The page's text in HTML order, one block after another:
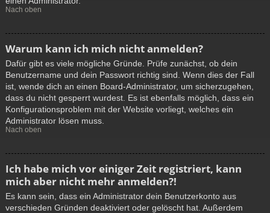
Nach oben
Warum kann ich mich nicht anmelden?
Dafür gibt es viele mögliche Gründe. Prüfe zunächst, ob dein
Benutzername und dein Passwort richtig sind. Wenn dies der Fall
ist, wende dich an einen Board-Administrator, um sicherzugehen,
dass du nicht gesperrt wurdest. Es ist ebenfalls möglich, dass ein
Konfigurationsproblem mit der Website vorliegt, welches ein
Administrator lösen muss.
Nach oben
Ich habe mich vor einiger Zeit registriert, kann
mich aber nicht mehr anmelden?!
Es kann sein, dass ein Administrator dein Benutzerkonto aus
verschieden Gründen deaktiviert oder gelöscht hat. Außerdem